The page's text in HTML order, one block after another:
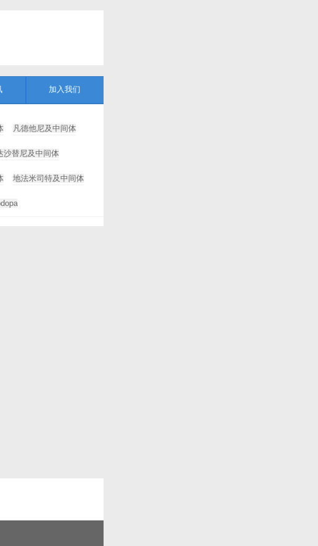
加入我们
凡德他尼及中间体
沙替尼及中间体
地法米司特及中间体